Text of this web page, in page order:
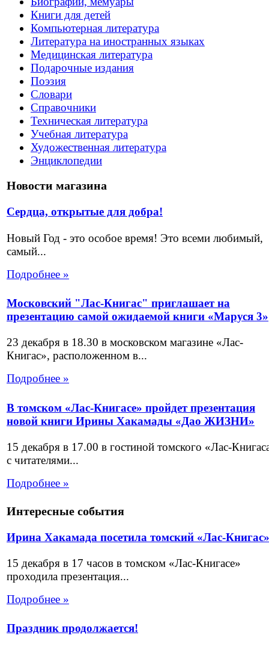
Книги для детей
Компьютерная литература
Литература на иностранных языках
Медицинская литература
Подарочные издания
Поэзия
Словари
Справочники
Техническая литература
Учебная литература
Художественная литература
Энциклопедии
Новости магазина
Сердца, открытые для добра!
Новый Год - это особое время! Это всеми любимый,
самый...
Подробнее »
Московский "Лас-Книгас" приглашает на
презентацию самой ожидаемой книги «Маруся 3»
23 декабря в 18.30 в московском магазине «Лас-
Книгас», расположенном в...
Подробнее »
В томском «Лас-Книгасе» пройдет презентация
новой книги Ирины Хакамады «Дао ЖИЗНИ»
15 декабря в 17.00 в гостиной томского «Лас-
с читателями...
Подробнее »
Интересные события
Ирина Хакамада посетила томский «Лас-Книгас»
15 декабря в 17 часов в томском «Лас-Книгасе»
проходила презентация...
Подробнее »
Праздник продолжается!